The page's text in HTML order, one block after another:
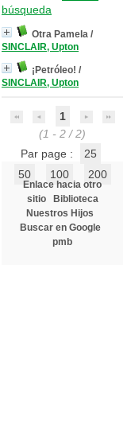
búsqueda
Otra Pamela /
SINCLAIR, Upton
¡Petróleo! /
SINCLAIR, Upton
1
(1 - 2 / 2)
Par page :
25
50
100 200
Enlace hacia otro
sitio
Biblioteca
Nuestros Hijos
Buscar en Google
pmb